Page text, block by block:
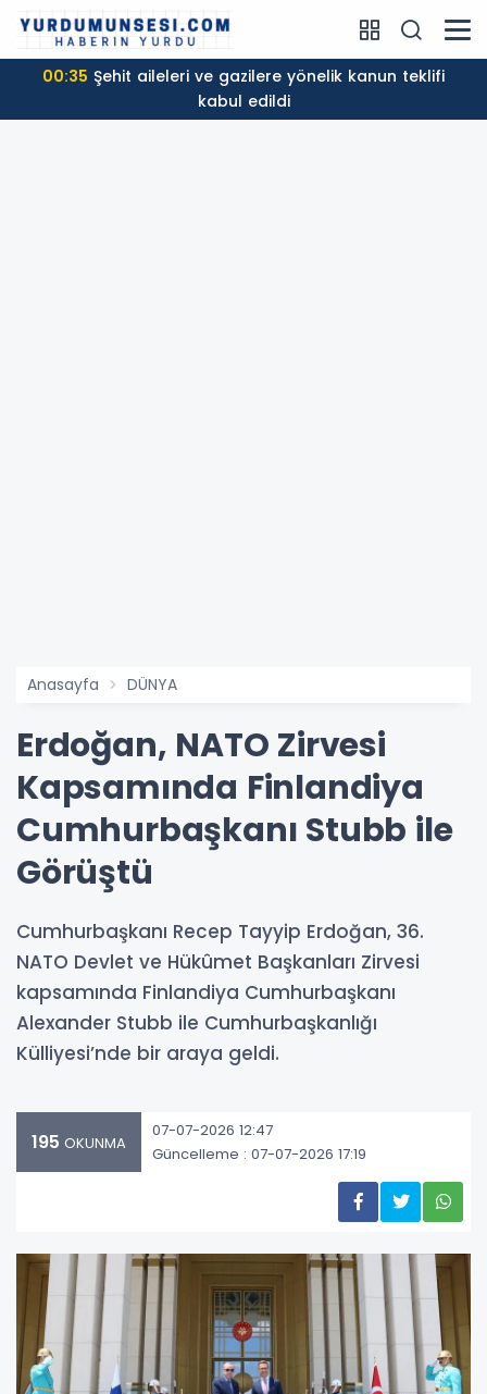
00:35
kabul edildi
Anasayfa DÜNYA
Erdoğan, NATO Zirvesi
Kapsamında Finlandiya
Cumhurbaşkanı Stubb ile
Görüştü
Cumhurbaşkanı Recep Tayyip Erdoğan, 36.
NATO Devlet ve Hükûmet Başkanları Zirvesi
kapsamında Finlandiya Cumhurbaşkanı
Alexander Stubb ile Cumhurbaşkanlığı
Külliyesi’nde bir araya geldi.
195 OKUNMA
07-07-2026 12:47
Güncelleme : 07-07-2026 17:19